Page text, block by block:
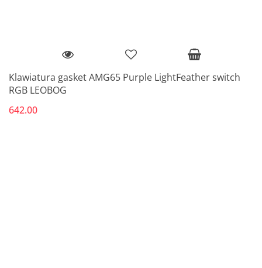
Klawiatura gasket AMG65 Purple LightFeather switch
RGB LEOBOG
642.00